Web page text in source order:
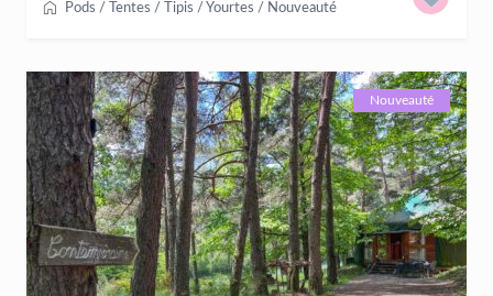
Pods / Tentes / Tipis / Yourtes / Nouveauté
Nouveauté